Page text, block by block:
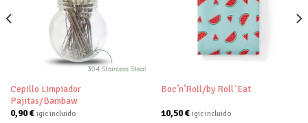
Cepillo Limpiador
Pajitas/Bambaw
0,90€ igic incluido
Boc’n’Roll/by Roll´Eat
10,50€ igic incluido